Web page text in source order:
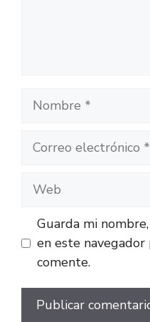
Guarda mi
en este
comente.